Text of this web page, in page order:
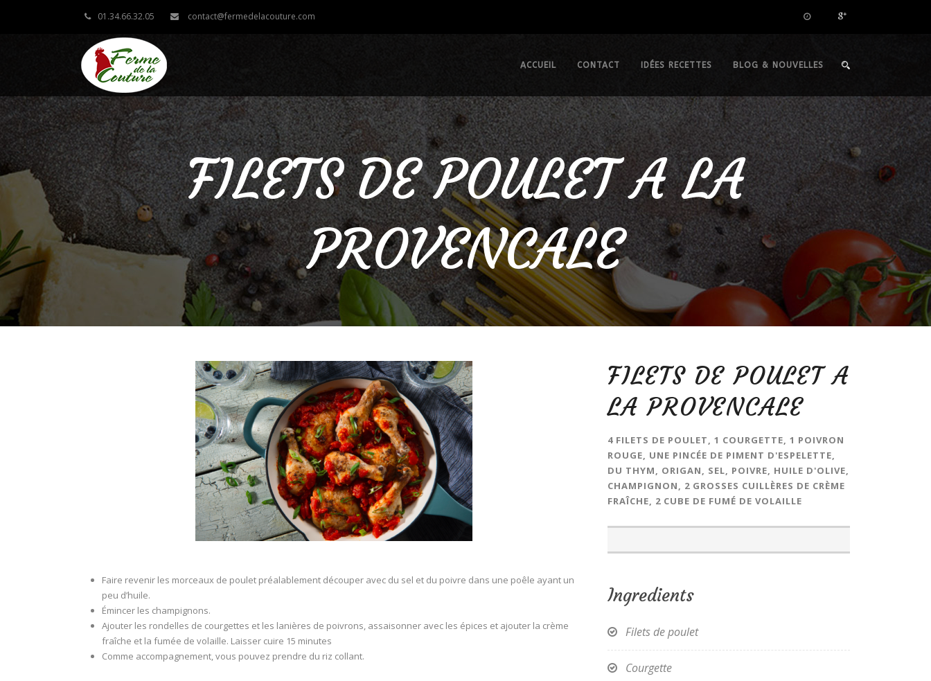
01.34.66.32.05 contact@fermedelacouture.com
ACCUEIL CONTACT IDÉES RECETTES BLOG & NOUVELLES
FILETS DE POULET A LA
PROVENCALE
Faire revenir les morceaux de poulet préalablement découper avec du sel et du poivre dans une poêle ayant un
peu d’huile.
Émincer les champignons.
Ajouter les rondelles de courgettes et les lanières de poivrons, assaisonner avec les épices et ajouter la crème
fraîche et la fumée de volaille. Laisser cuire 15 minutes
Comme accompagnement, vous pouvez prendre du riz collant.
FILETS DE POULET A
LA PROVENCALE
4 FILETS DE POULET, 1 COURGETTE, 1 POIVRON
ROUGE, UNE PINCÉE DE PIMENT D'ESPELETTE,
DU THYM, ORIGAN, SEL, POIVRE, HUILE D'OLIVE,
CHAMPIGNON, 2 GROSSES CUILLÈRES DE CRÈME
FRAÎCHE, 2 CUBE DE FUMÉ DE VOLAILLE
Ingredients
Filets de poulet
Courgette